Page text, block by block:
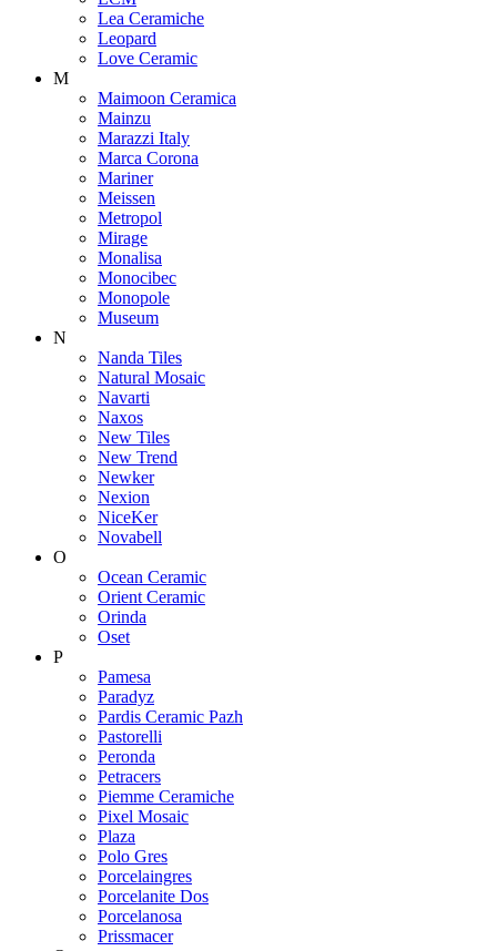
Lea Ceramiche
Leopard
Love Ceramic
M
Maimoon Ceramica
Mainzu
Marazzi Italy
Marca Corona
Mariner
Meissen
Metropol
Mirage
Monalisa
Monocibec
Monopole
Museum
N
Nanda Tiles
Natural Mosaic
Navarti
Naxos
New Tiles
New Trend
Newker
Nexion
NiceKer
Novabell
O
Ocean Ceramic
Orient Ceramic
Orinda
Oset
P
Pamesa
Paradyz
Pardis Ceramic Pazh
Pastorelli
Peronda
Petracers
Piemme Ceramiche
Pixel Mosaic
Plaza
Polo Gres
Porcelaingres
Porcelanite Dos
Porcelanosa
Prissmacer